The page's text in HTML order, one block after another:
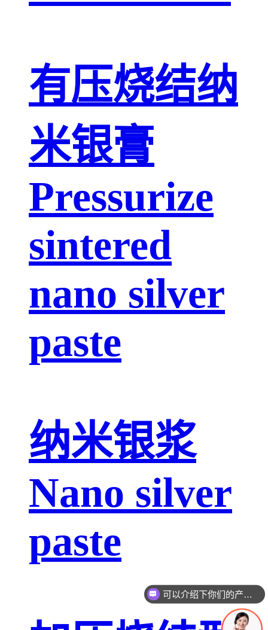
有压烧结纳
米银膏
Pressurize
sintered
nano silver
paste
纳米银浆
Nano silver
paste
你们是怎么收费的呢